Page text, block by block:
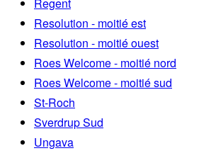
Resolution - moitié est
Resolution - moitié ouest
Roes Welcome - moitié nord
Roes Welcome - moitié sud
St-Roch
Sverdrup Sud
Ungava